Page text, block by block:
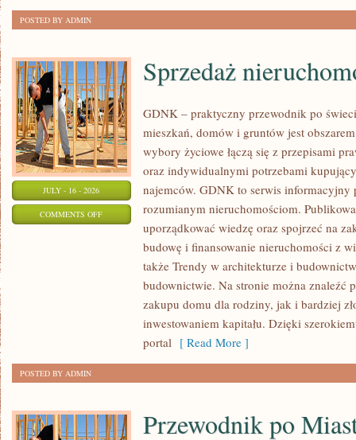
POSTED BY ADMIN
JULY - 16 - 2026
COMMENTS OFFON
NIERUCHOMOŚCI
Sprzedaż
GDNK – praktyczny przewodnik po
mieszkań, domów i gruntów jest
wybory życiowe łączą się z przepisami
oraz indywidualnymi potrzebami
najemców. GDNK to serwis informacyjny
rozumianym nieruchomościom.
uporządkować wiedzę oraz spojrzeć na
budowę i finansowanie nieruchomości z
także Trendy w architekturze i
budownictwie. Na stronie można znaleźć
zakupu domu dla rodziny, jak i bardziej
inwestowaniem kapitału. Dzięki
portal [ Read More ]
POSTED BY ADMIN
Przewodnik po